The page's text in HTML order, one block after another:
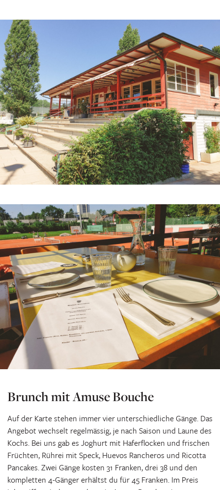
Brunch mit Amuse Bouche
Auf der Karte stehen immer vier unterschiedliche Gänge. Das
Angebot wechselt regelmässig, je nach Saison und Laune des
Kochs. Bei uns gab es Joghurt mit Haferflocken und frischen
Früchten, Rührei mit Speck, Huevos Rancheros und Ricotta
Pancakes. Zwei Gänge kosten 31 Franken, drei 38 und den
kompletten 4-Gänger erhältst du für 45 Franken. Im Preis